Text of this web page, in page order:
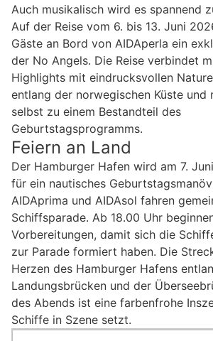
Auch musikalisch wird es spannend
Auf der Reise vom 6. bis 13. Juni
Gäste an Bord von AIDAperla ein
der No Angels. Die Reise verbindet
Highlights mit eindrucksvollen
entlang der norwegischen Küste und
selbst zu einem Bestandteil des
Geburtstagsprogramms.
Feiern an Land
Der Hamburger Hafen wird am 7.
für ein nautisches
AIDAprima und AIDAsol fahren
Schiffsparade. Ab 18.00 Uhr
Vorbereitungen, damit sich die
zur Parade formiert haben. Die
Herzen des Hamburger Hafens
Landungsbrücken und der
des Abends ist eine farbenfrohe
Schiffe in Szene setzt.